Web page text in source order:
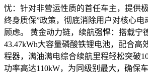
忧：针对非营运性质的首任车主，提供
终身质保”政策，彻底消除用户对核心电
顾虑。 黄金动力链，续航强悍：搭载宁
43.47kWh大容量磷酸铁锂电池，配合高
程器，满油满电综合续航里程轻松突破
功率高达110kW，为同级别最大，确保